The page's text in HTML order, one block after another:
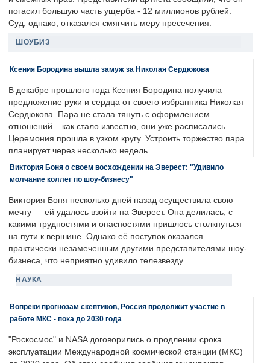
погасил большую часть ущерба - 12 миллионов рублей.
Суд, однако, отказался смягчить меру пресечения.
ШОУБИЗ
Ксения Бородина вышла замуж за Николая Сердюкова
В декабре прошлого года Ксения Бородина получила
предложение руки и сердца от своего избранника Николая
Сердюкова. Пара не стала тянуть с оформлением
отношений – как стало известно, они уже расписались.
Церемония прошла в узком кругу. Устроить торжество пара
планирует через несколько недель.
Виктория Боня о своем восхождении на Эверест: "Удивило
молчание коллег по шоу-бизнесу"
Виктория Боня несколько дней назад осуществила свою
мечту — ей удалось взойти на Эверест. Она делилась, с
какими трудностями и опасностями пришлось столкнуться
на пути к вершине. Однако её поступок оказался
практически незамеченным другими представителями шоу-
бизнеса, что неприятно удивило телезвезду.
НАУКА
Вопреки прогнозам скептиков, Россия продолжит участие в
работе МКС - пока до 2030 года
"Роскосмос" и NASA договорились о продлении срока
эксплуатации Международной космической станции (МКС)